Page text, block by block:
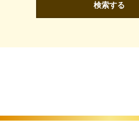
検索する